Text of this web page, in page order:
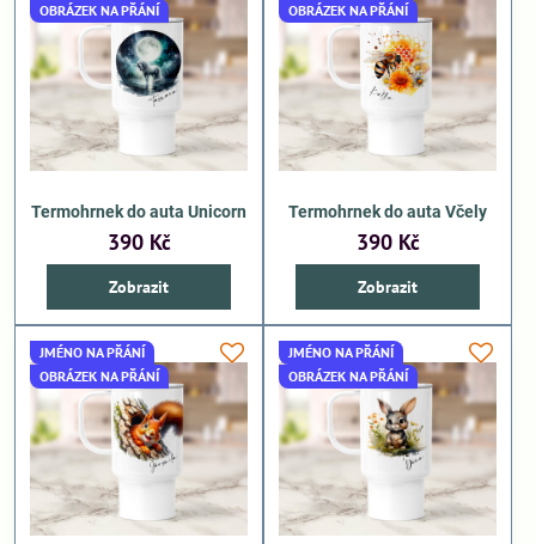
OBRÁZEK NA PŘÁNÍ
Termohrnek do auta Unicorn
390 Kč
Zobrazit
OBRÁZEK NA PŘÁNÍ
Termohrnek do auta Včely
390 Kč
Zobrazit
JMÉNO NA PŘÁNÍ
OBRÁZEK NA PŘÁNÍ
JMÉNO NA PŘÁNÍ
OBRÁZEK NA PŘÁNÍ